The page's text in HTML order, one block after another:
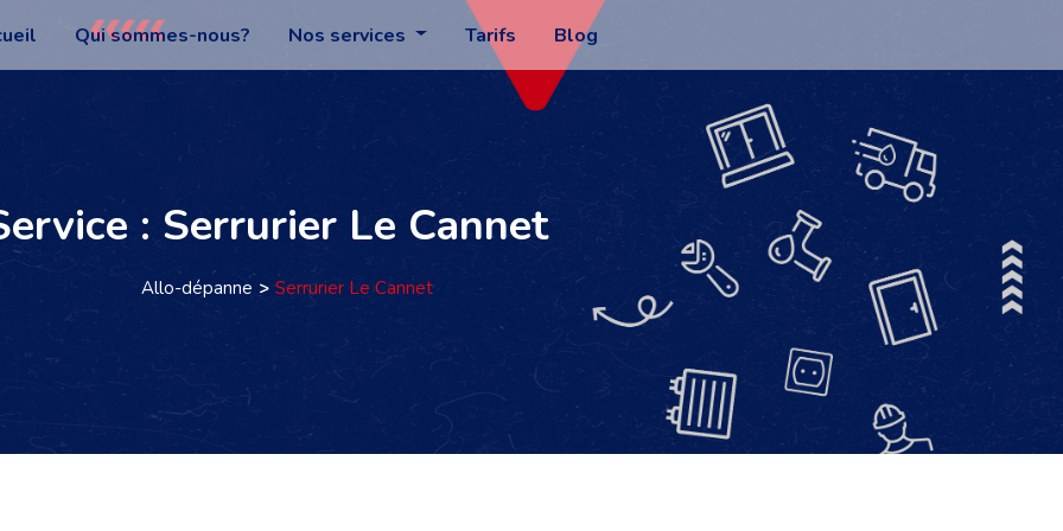
Qui sommes-nous? Nos services Tarifs Blog
: Serrurier Le Cannet
Allo-dépanne Serrurier Le Cannet